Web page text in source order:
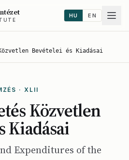
HU EN
Bevételei és Kiadásai
· XLII
Közvetlen
Kiadásai
Expenditures of the